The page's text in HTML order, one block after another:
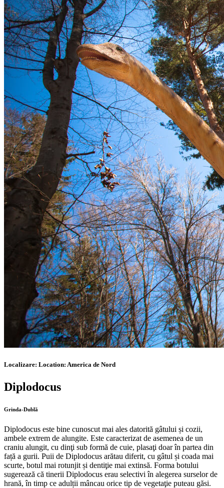
Localizare: Location: America de Nord
Diplodocus
Grinda-Dublă
Diplodocus este bine cunoscut mai ales datorită gâtului și cozii,
ambele extrem de alungite. Este caracterizat de asemenea de un
craniu alungit, cu dinţi sub formă de cuie, plasaţi doar în partea din
față a gurii. Puii de Diplodocus arătau diferit, cu gâtul și coada mai
scurte, botul mai rotunjit și dentiţie mai extinsă. Forma botului
sugerează că tinerii Diplodocus erau selectivi în alegerea surselor de
hrană, în timp ce adulții mâncau orice tip de vegetaţie puteau găsi.